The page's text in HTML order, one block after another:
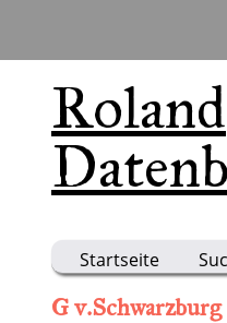
Roland
Startseite
G v.Schwarzburg